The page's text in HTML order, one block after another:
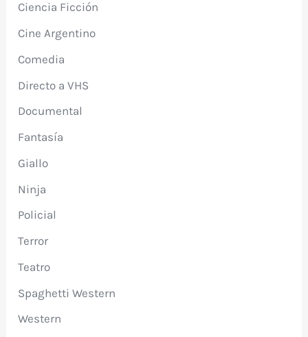
Ciencia Ficción
Cine Argentino
Comedia
Directo a VHS
Documental
Fantasía
Giallo
Ninja
Policial
Terror
Teatro
Spaghetti Western
Western